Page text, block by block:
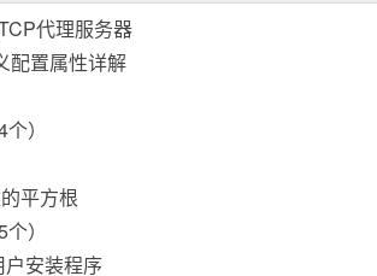
代理服务器
配置属性详解
）
平方根
）
安装程序